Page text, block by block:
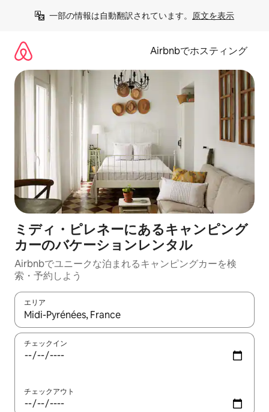
一部の情報は自動翻訳されています。 原文を表示
Airbnbでホスティング
ミディ・ピレネーにあるキャンピング
カーのバケーションレンタル
Airbnbでユニークな泊まれるキャンピングカーを検
索・予約しよう
エリア
検索結果が表示されたら、上下の矢印キーを使って移動するか
チェックイン
チェックアウト